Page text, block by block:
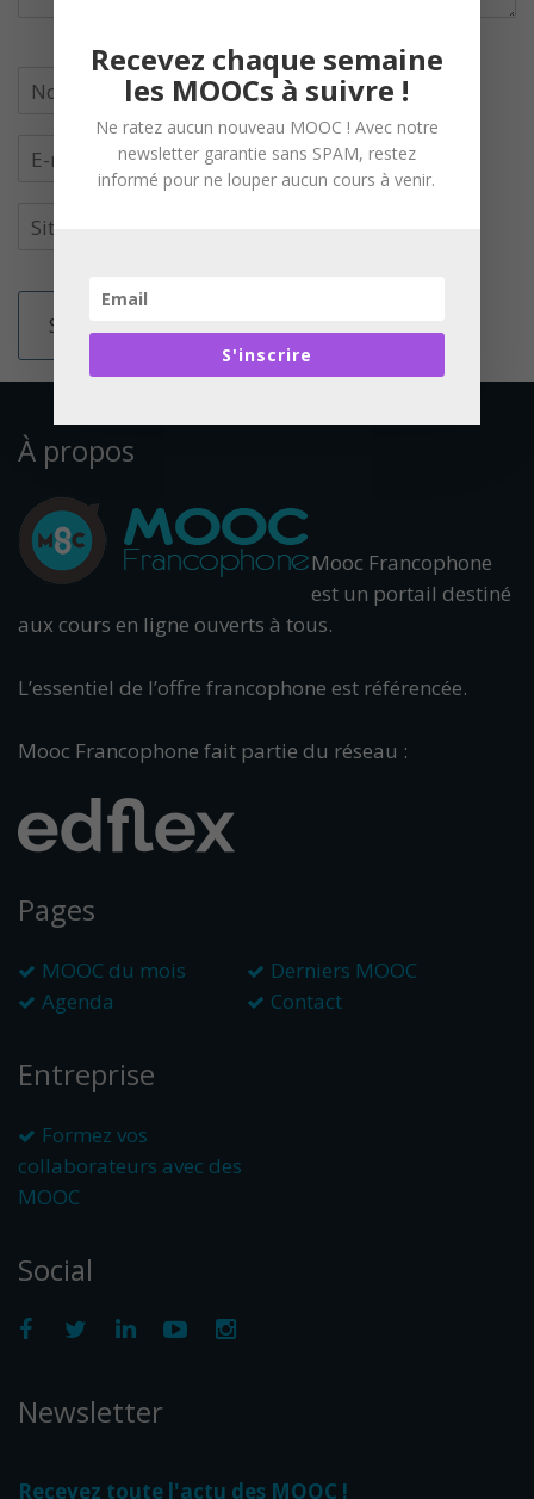
À propos
Mooc Francophone
est un portail destiné
aux cours en ligne ouverts à tous.
L’essentiel de l’offre francophone est référencée.
Mooc Francophone fait partie du réseau :
Pages
MOOC du mois
Derniers MOOC
Agenda
Contact
Entreprise
Formez vos
collaborateurs avec des
MOOC
Social
Newsletter
Recevez toute l'actu des MOOC !
Recevez chaque semaine
les MOOCs à suivre !
Ne ratez aucun nouveau MOOC ! Avec notre
newsletter garantie sans SPAM, restez
informé pour ne louper aucun cours à venir.
S'inscrire